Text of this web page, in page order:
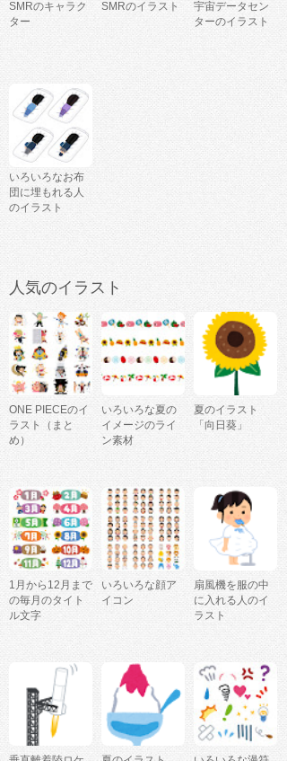
SMRのキャラク
ター
SMRのイラスト
宇宙データセン
ターのイラスト
いろいろなお布
団に埋もれる人
のイラスト
人気のイラスト
ONE PIECEのイ
ラスト（まと
め）
いろいろな夏の
イメージのライ
ン素材
夏のイラスト
「向日葵」
1月から12月まで
の毎月のタイト
ル文字
いろいろな顔ア
イコン
扇風機を服の中
に入れる人のイ
ラスト